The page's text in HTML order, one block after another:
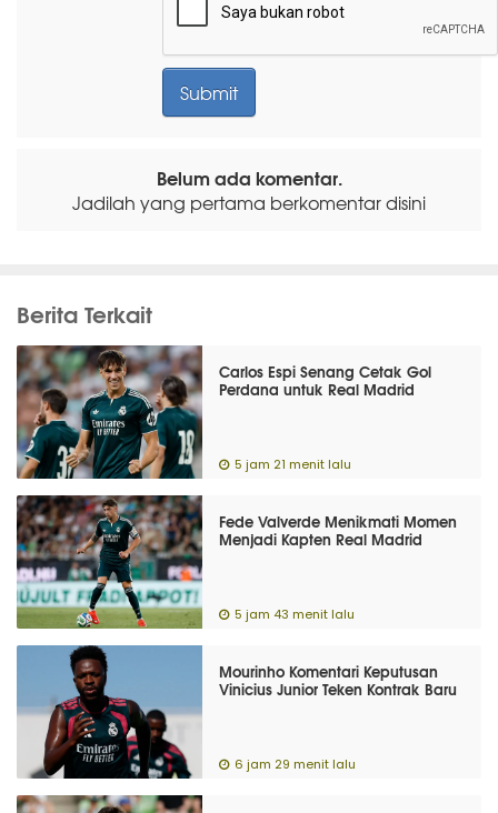
Belum ada komentar.
Jadilah yang pertama berkomentar disini
Berita Terkait
Carlos Espi Senang Cetak Gol
Perdana untuk Real Madrid
5 jam 21 menit lalu
Fede Valverde Menikmati Momen
Menjadi Kapten Real Madrid
5 jam 43 menit lalu
Mourinho Komentari Keputusan
Vinicius Junior Teken Kontrak Baru
6 jam 29 menit lalu